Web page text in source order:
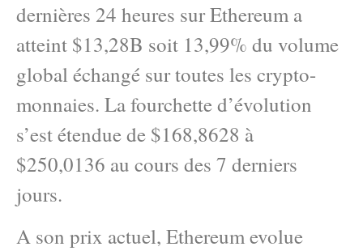
dernières 24 heures sur Ethereum a
atteint $13,28B soit 13,99% du volume
global échangé sur toutes les crypto-
monnaies. La fourchette d’évolution
s’est étendue de $168,8628 à
$250,0136 au cours des 7 derniers
jours.
A son prix actuel, Ethereum evolue